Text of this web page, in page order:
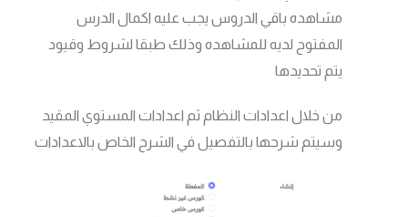
مشاهده باقي الدروس يجب عليه اكمال الدرس
المفتوح لديه للمشاهده وذلك طبقا لشروط وقيود
يتم تحديدها
من خلال اعدادات النظام ثم اعدادات المستوي المقيد
وسيتم شرحها بالتفصيل في الشرح الخاص بالاعدادات